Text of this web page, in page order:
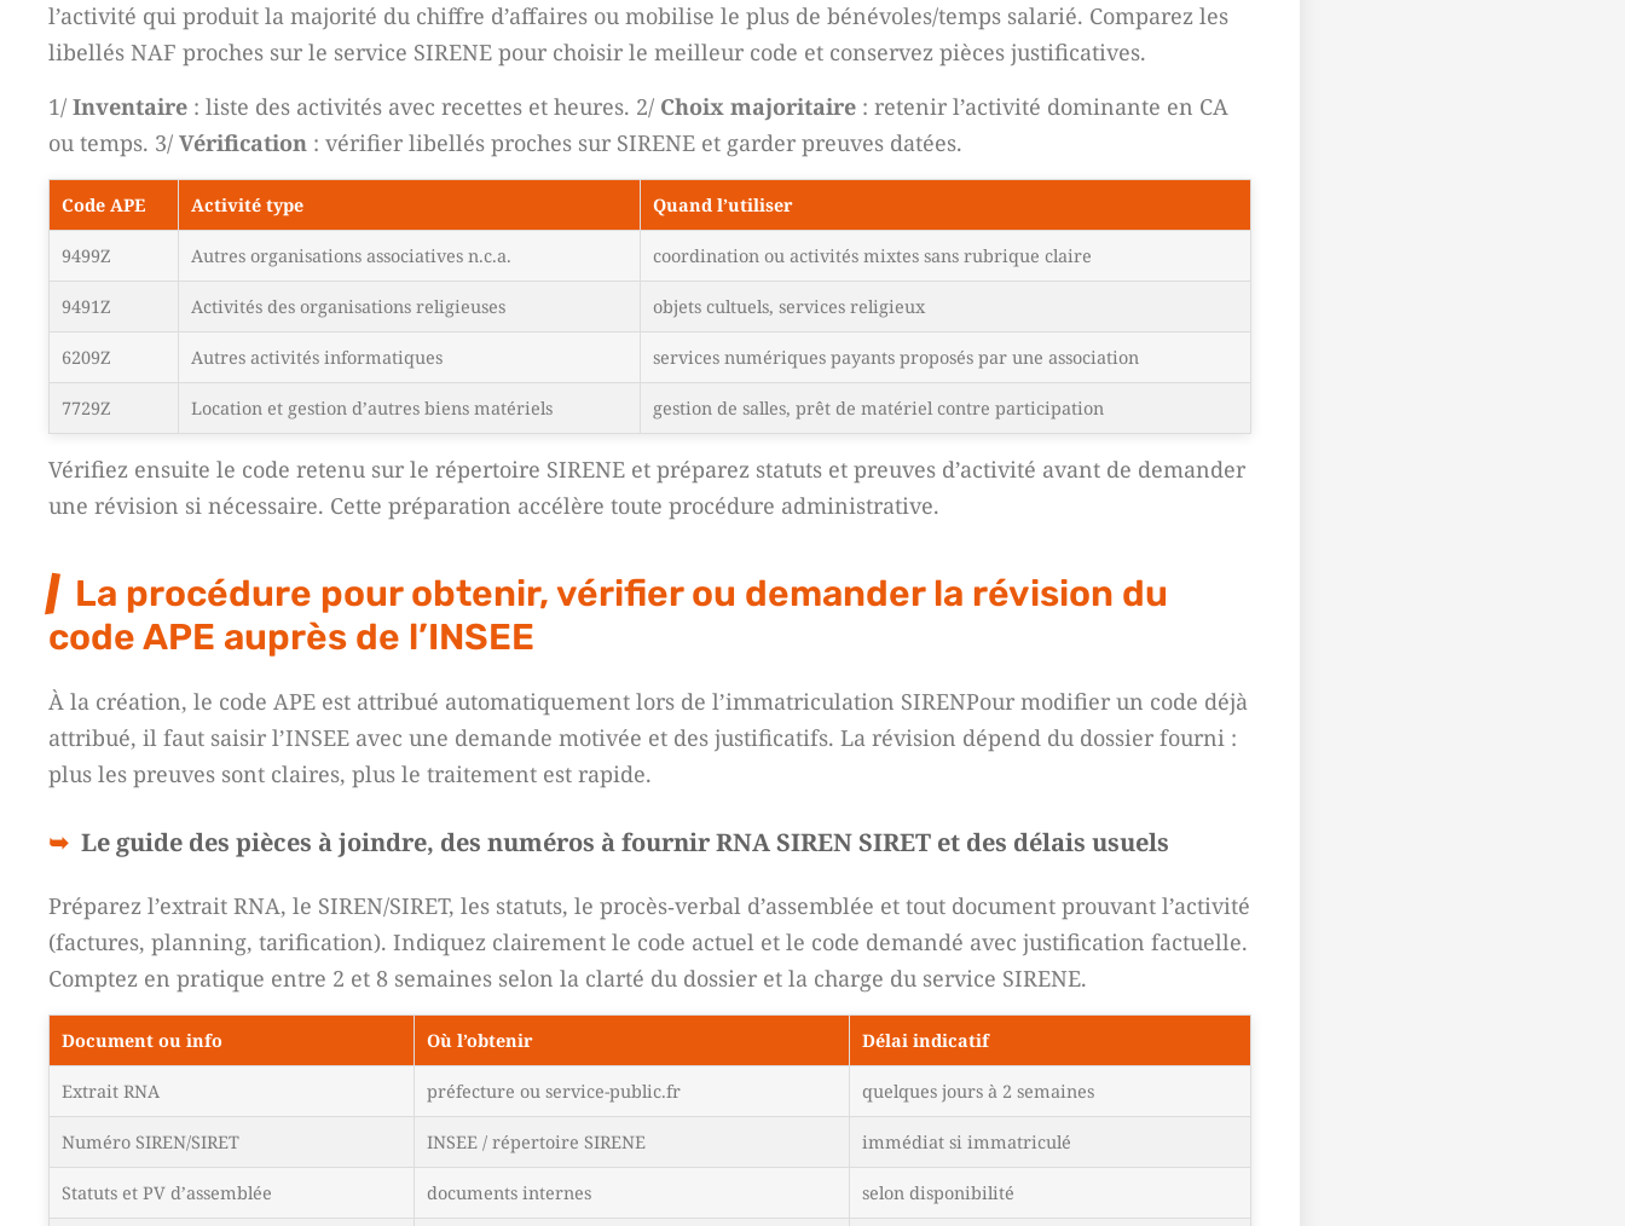
l’activité qui produit la majorité du chiffre d’affaires ou mobilise le plus de bénévoles/temps salarié. Comparez les
libellés NAF proches sur le service SIRENE pour choisir le meilleur code et conservez pièces justificatives.
1/ Inventaire : liste des activités avec recettes et heures. 2/ Choix majoritaire : retenir l’activité dominante en CA
ou temps. 3/ Vérification : vérifier libellés proches sur SIRENE et garder preuves datées.
Code APE Activité type Quand l’utiliser
9499Z Autres organisations associatives n.c.a. coordination ou activités mixtes sans rubrique claire
9491Z Activités des organisations religieuses objets cultuels, services religieux
6209Z Autres activités informatiques services numériques payants proposés par une association
7729Z Location et gestion d’autres biens matériels gestion de salles, prêt de matériel contre participation
Vérifiez ensuite le code retenu sur le répertoire SIRENE et préparez statuts et preuves d’activité avant de demander
une révision si nécessaire. Cette préparation accélère toute procédure administrative.
La procédure pour obtenir, vérifier ou demander la révision du
code APE auprès de l’INSEE
À la création, le code APE est attribué automatiquement lors de l’immatriculation SIRENPour modifier un code déjà
attribué, il faut saisir l’INSEE avec une demande motivée et des justificatifs. La révision dépend du dossier fourni :
plus les preuves sont claires, plus le traitement est rapide.
Le guide des pièces à joindre, des numéros à fournir RNA SIREN SIRET et des délais usuels
Préparez l’extrait RNA, le SIREN/SIRET, les statuts, le procès‑verbal d’assemblée et tout document prouvant l’activité
(factures, planning, tarification). Indiquez clairement le code actuel et le code demandé avec justification factuelle.
Comptez en pratique entre 2 et 8 semaines selon la clarté du dossier et la charge du service SIRENE.
Document ou info Où l’obtenir Délai indicatif
Extrait RNA préfecture ou service-public.fr quelques jours à 2 semaines
Numéro SIREN/SIRET INSEE / répertoire SIRENE immédiat si immatriculé
Statuts et PV d’assemblée documents internes selon disponibilité